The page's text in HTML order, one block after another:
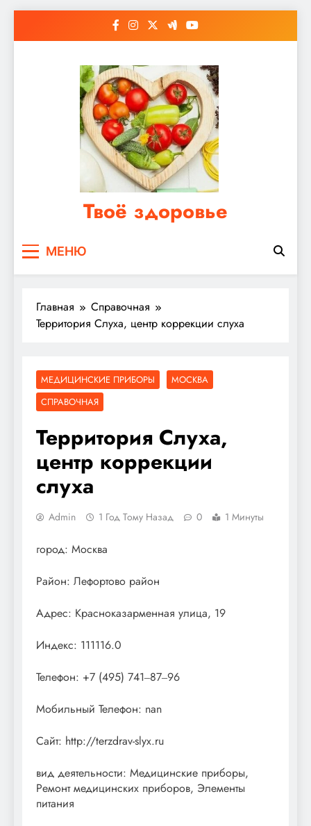
Твоё здоровье
мужском здоровье
МЕНЮ
Главная
Справочная
Территория Слуха, центр коррекции слуха
МЕДИЦИНСКИЕ ПРИБОРЫ
МОСКВА
СПРАВОЧНАЯ
Территория Слуха,
центр коррекции
слуха
Admin 1 Год Тому Назад 0 1 Минуты
город: Москва
Район: Лефортово район
Адрес: Красноказарменная улица, 19
Индекс: 111116.0
Телефон: +7 (495) 741‒87‒96
Мобильный Телефон: nan
Сайт: http://terzdrav-slyx.ru
вид деятельности: Медицинские приборы,
Ремонт медицинских приборов, Элементы
питания